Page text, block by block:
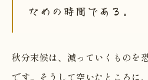
ための時間である。
秋分末候は、減っていくものを
です。そうして空いたところに